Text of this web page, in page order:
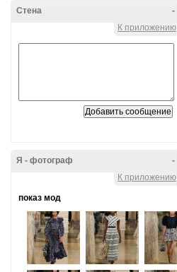
-
Стена
К приложению
-
Я - фотограф
К приложению
показ мод